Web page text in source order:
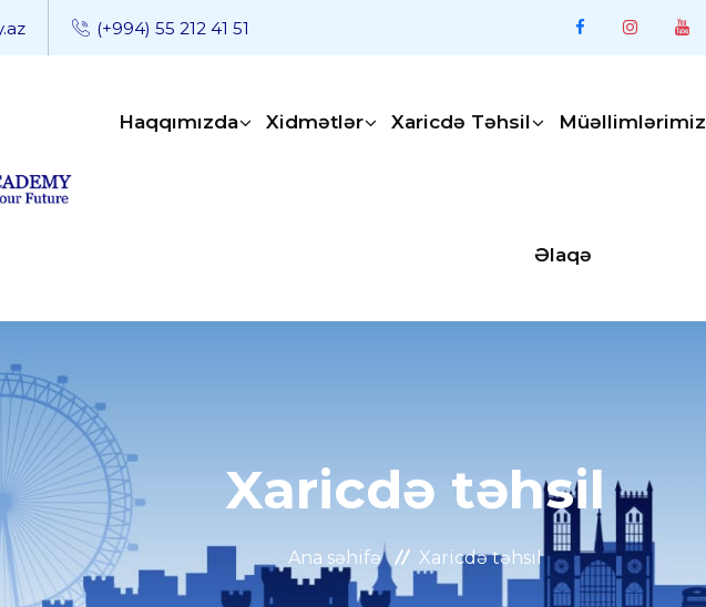
(+994) 55 212 41 51
Haqqımızda Xidmətlər Xaricdə Təhsil Müəllimlərimiz
Əlaqə
Xaricdə təhsil
Ana səhifə Xaricdə təhsil